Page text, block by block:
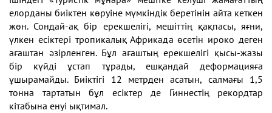
елорданы биіктен көруіне мүмкіндік беретінін айта кеткен
жөн. Сондай-ақ бір ерекшелігі, мешіттің қақпасы, яғни,
үлкен есіктері тропикалық Африкада өсетін ироко деген
ағаштан әзірленген. Бұл ағаштың ерекшелігі қысы-жазы
бір күйді ұстап тұрады, ешқандай деформацияға
ұшырамайды. Биіктігі 12 метрден асатын, салмағы 1,5
тонна тартатын бұл есіктер де Гиннестің рекордтар
кітабына енуі ықтимал.